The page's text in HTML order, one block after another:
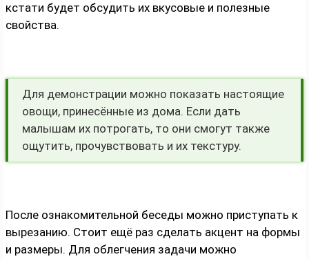
кстати будет обсудить их вкусовые и полезные
свойства.
Для демонстрации можно показать настоящие
овощи, принесённые из дома. Если дать
малышам их потрогать, то они смогут также
ощутить, прочувствовать и их текстуру.
После ознакомительной беседы можно приступать к
вырезанию. Стоит ещё раз сделать акцент на формы
и размеры. Для облегчения задачи можно